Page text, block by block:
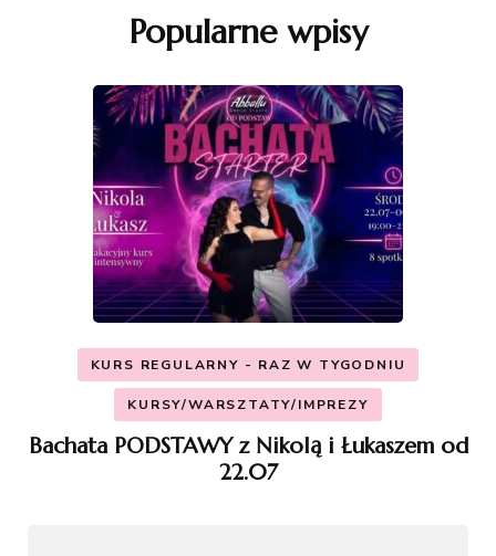
Popularne wpisy
KURS REGULARNY - RAZ W TYGODNIU
KURSY/WARSZTATY/IMPREZY
Bachata PODSTAWY z Nikolą i Łukaszem od
22.07